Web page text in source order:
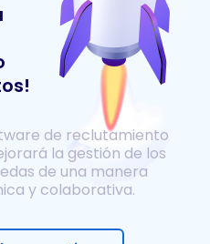
de reclutamiento
la gestión de los
de una manera
y colaborativa.